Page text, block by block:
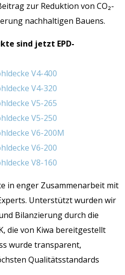
zur Reduktion von CO₂-
nachhaltigen Bauens.
sind jetzt EPD-
V4-400
V4-320
V5-265
V5-250
V6-200M
V6-200
V8-160
in enger Zusammenarbeit mit
Unterstützt wurden wir
Bilanzierung durch die
die von Kiwa bereitgestellt
wurde transparent,
Qualitätsstandards